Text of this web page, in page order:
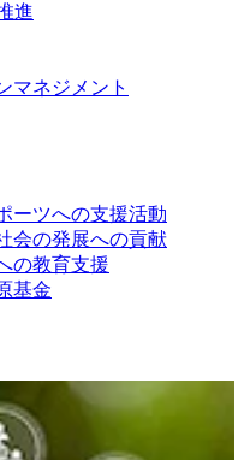
進
マネジメント
ーツへの支援活動
会の発展への貢献
の教育支援
基金